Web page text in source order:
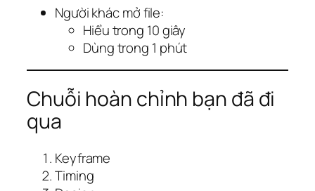
Người khác mở file:
Hiểu trong 10 giây
Dùng trong 1 phút
Chuỗi hoàn chỉnh bạn đã đi
qua
Keyframe
Timing